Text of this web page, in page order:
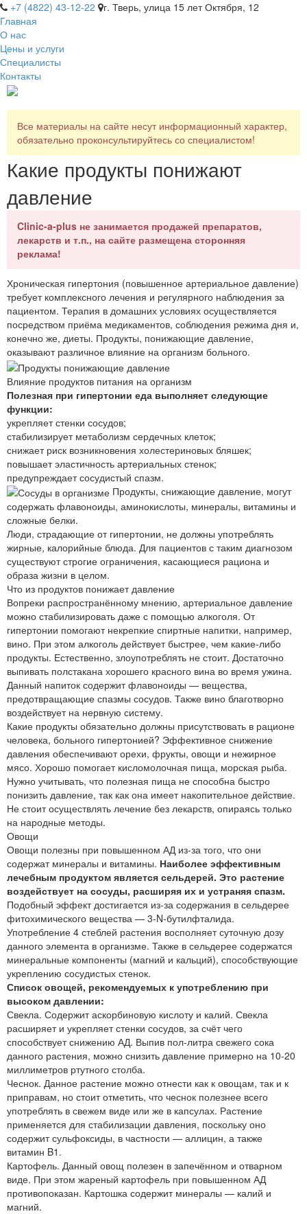
+7 (4822) 43-12-22
г. Тверь, улица 15 лет Октября, 12
Главная
О нас
Цены и услуги
Специалисты
Контакты
Все материалы на сайте несут информационный характер,
обязательно проконсультируйтесь со специалистом!
Какие продукты понижают
давление
Clinic-a-plus не занимается продажей препаратов,
лекарств и т.п., на сайте размещена сторонняя
реклама!
Хроническая гипертония (повышенное артериальное давление)
требует комплексного лечения и регулярного наблюдения за
пациентом. Терапия в домашних условиях осуществляется
посредством приёма медикаментов, соблюдения режима дня и,
конечно же, диеты. Продукты, понижающие давление,
оказывают различное влияние на организм больного.
Влияние продуктов питания на организм
Полезная при гипертонии еда выполняет следующие
функции:
укрепляет стенки сосудов;
стабилизирует метаболизм сердечных клеток;
снижает риск возникновения холестериновых бляшек;
повышает эластичность артериальных стенок;
предупреждает сосудистый спазм.
Продукты, снижающие давление, могут
содержать флавоноиды, аминокислоты, минералы, витамины и
сложные белки.
Люди, страдающие от гипертонии, не должны употреблять
жирные, калорийные блюда. Для пациентов с таким диагнозом
существуют строгие ограничения, касающиеся рациона и
образа жизни в целом.
Что из продуктов понижает давление
Вопреки распространённому мнению, артериальное давление
можно стабилизировать даже с помощью алкоголя. От
гипертонии помогают некрепкие спиртные напитки, например,
вино. При этом алкоголь действует быстрее, чем какие-либо
продукты. Естественно, злоупотреблять не стоит. Достаточно
выпивать полстакана хорошего красного вина во время ужина.
Данный напиток содержит флавоноиды — вещества,
предотвращающие спазмы сосудов. Также вино благотворно
воздействует на нервную систему.
Какие продукты обязательно должны присутствовать в рационе
человека, больного гипертонией? Эффективное снижение
давления обеспечивают орехи, фрукты, овощи и нежирное
мясо. Хорошо помогает кисломолочная пища, морская рыба.
Нужно учитывать, что полезная пища не способна быстро
понизить давление, так как она имеет накопительное действие.
Не стоит осуществлять лечение без лекарств, опираясь только
на народные методы.
Овощи
Овощи полезны при повышенном АД из-за того, что они
содержат минералы и витамины. Наиболее эффективным
лечебным продуктом является сельдерей. Это растение
воздействует на сосуды, расширяя их и устраняя спазм.
Подобный эффект достигается из-за содержания в сельдерее
фитохимического вещества — 3-N-бутилфталида.
Употребление 4 стеблей растения восполняет суточную дозу
данного элемента в организме. Также в сельдерее содержатся
минеральные компоненты (магний и кальций), способствующие
укреплению сосудистых стенок.
Список овощей, рекомендуемых к употреблению при
высоком давлении:
Свекла. Содержит аскорбиновую кислоту и калий. Свекла
расширяет и укрепляет стенки сосудов, за счёт чего
способствует снижению АД. Выпив пол-литра свежего сока
данного растения, можно снизить давление примерно на 10-20
миллиметров ртутного столба.
Чеснок. Данное растение можно отнести как к овощам, так и к
приправам, но стоит отметить, что чеснок полезнее всего
употреблять в свежем виде или же в капсулах. Растение
применяется для стабилизации давления, поскольку оно
содержит сульфоксиды, в частности — аллицин, а также
витамин B1.
Картофель. Данный овощ полезен в запечённом и отварном
виде. При этом жареный картофель при повышенном АД
противопоказан. Картошка содержит минералы — калий и
магний.